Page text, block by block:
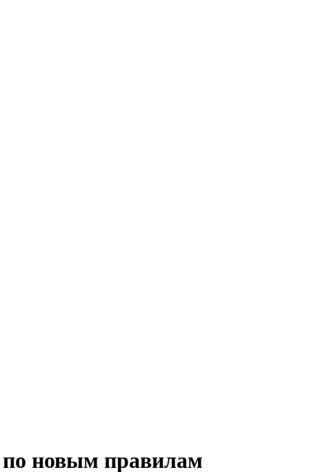
по новым правилам